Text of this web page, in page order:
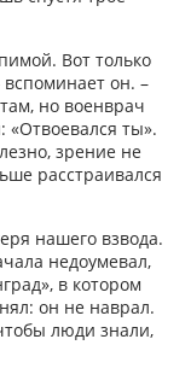
Вот только
он. –
но военврач
«Отвоевался ты».
зрение не
расстраивался
нашего взвода.
недоумевал,
в котором
он не наврал.
люди знали,